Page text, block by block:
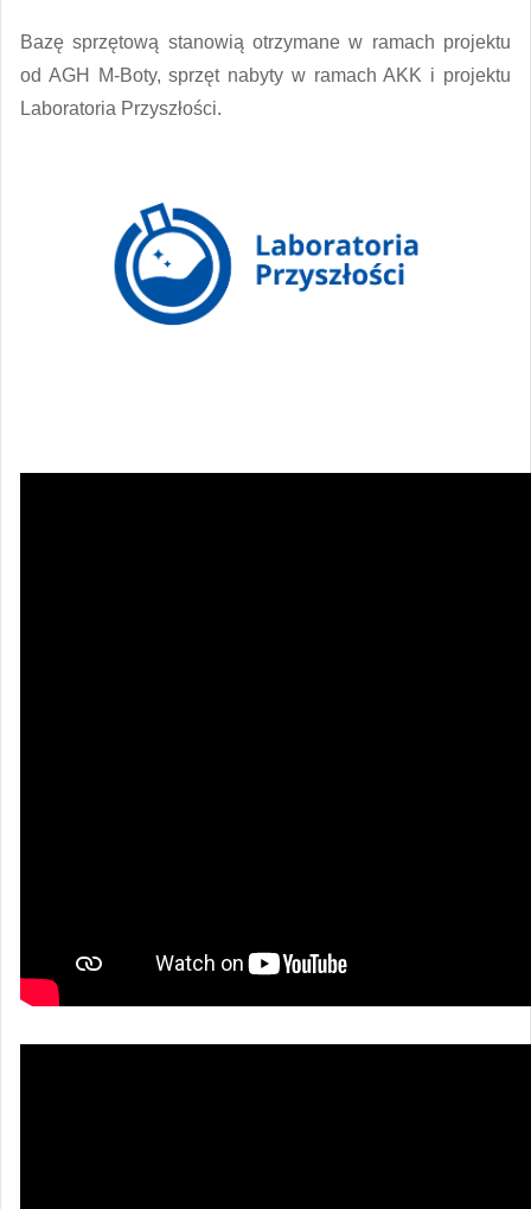
Bazę sprzętową stanowią otrzymane w ramach projektu
od AGH M-Boty, sprzęt nabyty w ramach AKK i projektu
Laboratoria Przyszłości.